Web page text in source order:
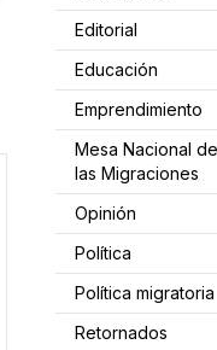
Editorial
Educación
Emprendimiento
Mesa Nacional
las Migraciones
Opinión
Política
Política migratoria
Retornados